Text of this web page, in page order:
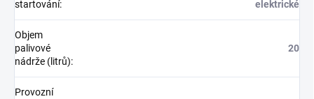
startování: elektrické
Objem
palivové
nádrže (litrů):
20
Provozní